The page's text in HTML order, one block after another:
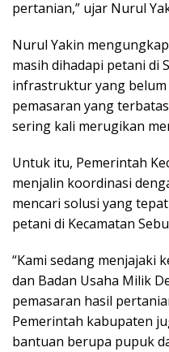
pertanian,” ujar Nurul
Nurul Yakin
masih dihadapi petani di
infrastruktur yang belum
pemasaran yang
sering kali merugikan
Untuk itu, Pemerintah
menjalin koordinasi
mencari solusi yang
petani di Kecamatan
“Kami sedang menjajaki
dan Badan Usaha Milik
pemasaran hasil
Pemerintah kabupaten
bantuan berupa pupuk